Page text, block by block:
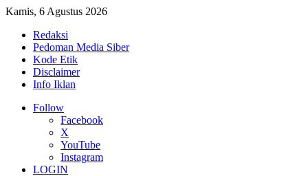
Kamis, 6 Agustus 2026
Redaksi
Pedoman Media Siber
Kode Etik
Disclaimer
Info Iklan
Follow
Facebook
X
YouTube
Instagram
LOGIN